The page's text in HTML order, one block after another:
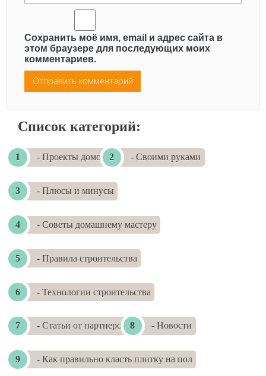
Сохранить моё имя, email и адрес сайта в
этом браузере для последующих моих
комментариев.
Список категорий:
- Проекты домов - Своими руками
- Плюсы и минусы
- Советы домашнему мастеру
- Правила строительства
- Технологии строительства
- Статьи от партнеров - Новости
- Как правильно класть плитку на пол